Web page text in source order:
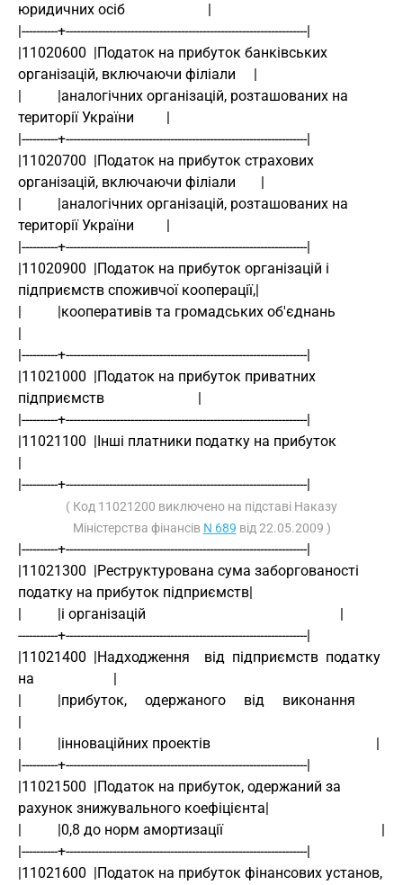
юридичних осіб                       |
|----------+-------------------------------------------------------------------|
|11020600  |Податок на прибуток банківських
організацій, включаючи філіали     |
|          |аналогічних організацій, розташованих на
території України         |
|----------+-------------------------------------------------------------------|
|11020700  |Податок на прибуток страхових
організацій, включаючи філіали       |
|          |аналогічних організацій, розташованих на
території України         |
|----------+-------------------------------------------------------------------|
|11020900  |Податок на прибуток організацій і
підприємств споживчої кооперації,|
|          |кооперативів та громадських об'єднань
|
|----------+-------------------------------------------------------------------|
|11021000  |Податок на прибуток приватних
підприємств                          |
|----------+-------------------------------------------------------------------|
|11021100  |Інші платники податку на прибуток
|
|----------+-------------------------------------------------------------------|
( Код 11021200 виключено на підставі Наказу
Міністерства фінансів N 689 від 22.05.2009 )
|----------+-------------------------------------------------------------------|
|11021300  |Реструктурована сума заборгованості
податку на прибуток підприємств|
|          |і організацій                                                      |
-----------+-------------------------------------------------------------------|
|11021400  |Надходження    від  підприємств  податку
на                      |
|          |прибуток,     одержаного     від     виконання
|
|          |інноваційних проектів                                              |
|----------+-------------------------------------------------------------------|
|11021500  |Податок на прибуток, одержаний за
рахунок знижувального коефіцієнта|
|          |0,8 до норм амортизації                                            |
|----------+-------------------------------------------------------------------|
|11021600  |Податок на прибуток фінансових установ,